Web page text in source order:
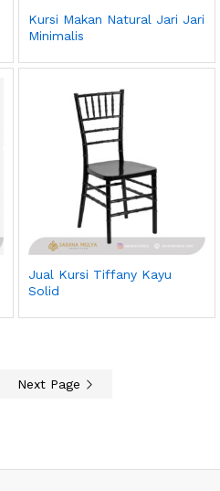
Kursi Makan Natural Jari Jari
Minimalis
Jual Kursi Tiffany Kayu
Solid
Next Page